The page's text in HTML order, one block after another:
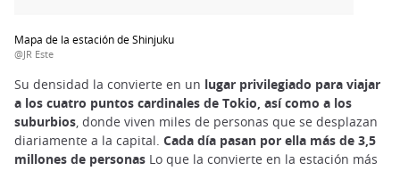
Mapa de la estación de Shinjuku
@JR Este
Su densidad la convierte en un lugar privilegiado para viajar
a los cuatro puntos cardinales de Tokio, así como a los
suburbios, donde viven miles de personas que se desplazan
diariamente a la capital. Cada día pasan por ella más de 3,5
millones de personas Lo que la convierte en la estación más